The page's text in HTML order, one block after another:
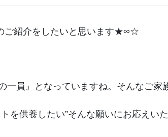
紹介をしたいと思います★∞☆
一員』となっていますね。そんなご家
を供養したい”そんな願いにお応えいた